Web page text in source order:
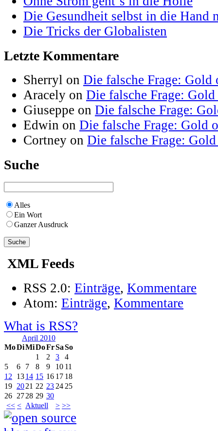
Die Gesundheit selbst in die Hand
Die Tricks der Globalisten
Letzte Kommentare
Sherryl on Die falsche Frage: Gold
Aracely on Die falsche Frage:
Giuseppe on Die falsche Frage:
Edwin on Die falsche Frage: Gold
Cortney on Die falsche Frage:
Suche
Alles
Ein Wort
Ganzer Ausdruck
XML Feeds
RSS 2.0: Einträge, Kommentare
Atom: Einträge, Kommentare
What is RSS?
April 2010
MoDiMiDoFrSaSo
<< < Aktuell > >>
1 2 3
4
5
6 7 8 9 10 11
12
1314 15 16 17 18
19 2021 22 23 24 25
26 2728 29 30